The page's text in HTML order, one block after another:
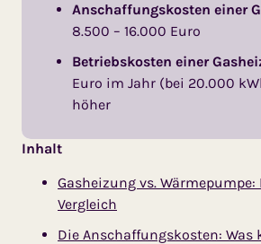
Anschaffungskosten einer
8.500 – 16.000 Euro
Betriebskosten einer
Euro im Jahr (bei 20.000
höher
Inhalt
Gasheizung vs. Wärmepumpe:
Vergleich
Die Anschaffungskosten: Was